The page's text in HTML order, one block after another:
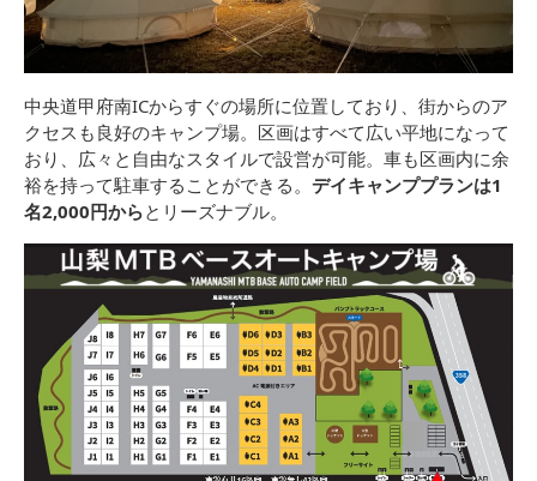
中央道甲府南ICからすぐの場所に位置しており、街からのア
クセスも良好のキャンプ場。区画はすべて広い平地になって
おり、広々と自由なスタイルで設営が可能。車も区画内に余
裕を持って駐車することができる。 デイキャンププランは1
名2,000円からとリーズナブル。